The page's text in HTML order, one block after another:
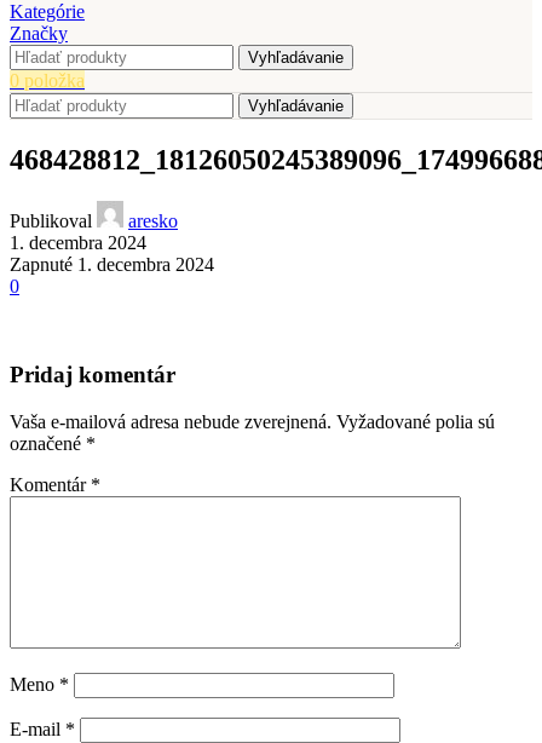
Kategórie
Značky
Vyhľadávanie
0 položka
Vyhľadávanie
Publikoval
aresko
1. decembra 2024
Zapnuté 1. decembra 2024
0
Pridaj komentár
Vaša e-mailová adresa nebude zverejnená. Vyžadované polia sú
označené *
Komentár *
Meno *
E-mail *